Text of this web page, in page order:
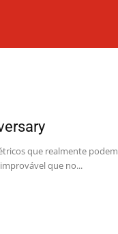
que realmente podem
que no...